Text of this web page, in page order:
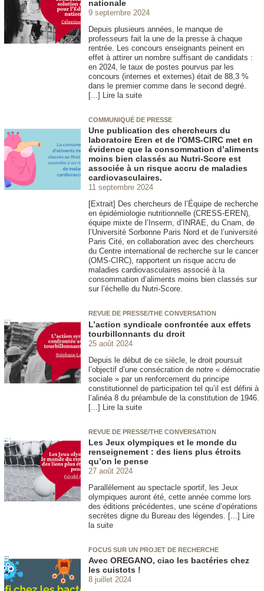
nationale
9 septembre 2024
Depuis plusieurs années, le manque de
professeurs fait la une de la presse à chaque
rentrée. Les concours enseignants peinent en
effet à attirer un nombre suffisant de candidats :
en 2024, le taux de postes pourvus par les
concours (internes et externes) était de 88,3 %
dans le premier comme dans le second degré.
[...] Lire la suite
COMMUNIQUÉ DE PRESSE
Une publication des chercheurs du
laboratoire Eren et de l'OMS-CIRC met en
évidence que la consommation d’aliments
moins bien classés au Nutri-Score est
associée à un risque accru de maladies
cardiovasculaires.
11 septembre 2024
[Extrait] Des chercheurs de l’Équipe de recherche
en épidémiologie nutritionnelle (CRESS-EREN),
équipe mixte de l’Inserm, d’INRAE, du Cnam, de
l’Université Sorbonne Paris Nord et de l’université
Paris Cité, en collaboration avec des chercheurs
du Centre international de recherche sur le cancer
(OMS-CIRC), rapportent un risque accru de
maladies cardiovasculaires associé à la
consommation d’aliments moins bien classés sur
sur l’échelle du Nutri-Score.
REVUE DE PRESSE/THE CONVERSATION
L’action syndicale confrontée aux effets
tourbillonnants du droit
25 août 2024
Depuis le début de ce siècle, le droit poursuit
l’objectif d’une consécration de notre « démocratie
sociale » par un renforcement du principe
constitutionnel de participation tel qu’il est défini à
l’alinéa 8 du préambule de la constitution de 1946.
[...] Lire la suite
REVUE DE PRESSE/THE CONVERSATION
Les Jeux olympiques et le monde du
renseignement : des liens plus étroits
qu’on le pense
27 août 2024
Parallèlement au spectacle sportif, les Jeux
olympiques auront été, cette année comme lors
des éditions précédentes, une scène d’opérations
secrètes digne du Bureau des légendes. [...] Lire
la suite
FOCUS SUR UN PROJET DE RECHERCHE
Avec OREGANO, ciao les bactéries chez
les cuistots !
8 juillet 2024